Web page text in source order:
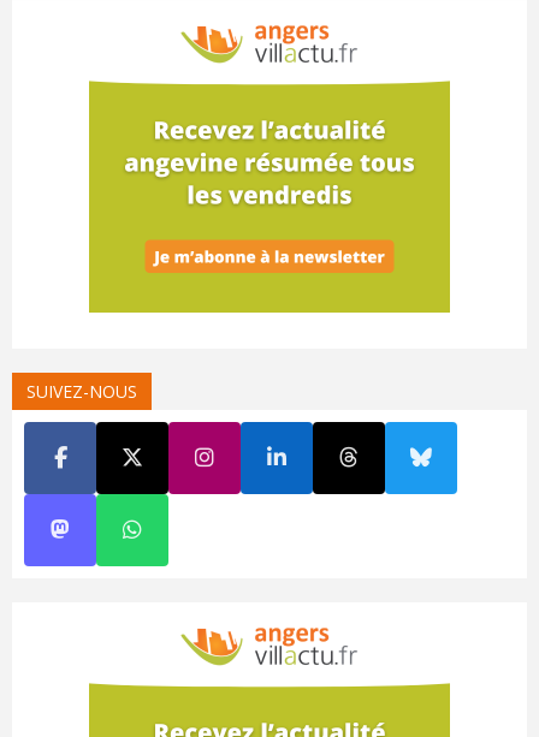
SUIVEZ-NOUS